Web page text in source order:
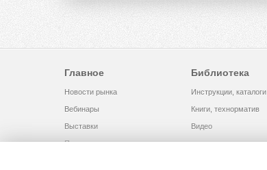
Главное
Новости рынка
Вебинары
Выставки
Помощь
Библиотека
Инструкции, каталоги
Книги, технорматив
Видео